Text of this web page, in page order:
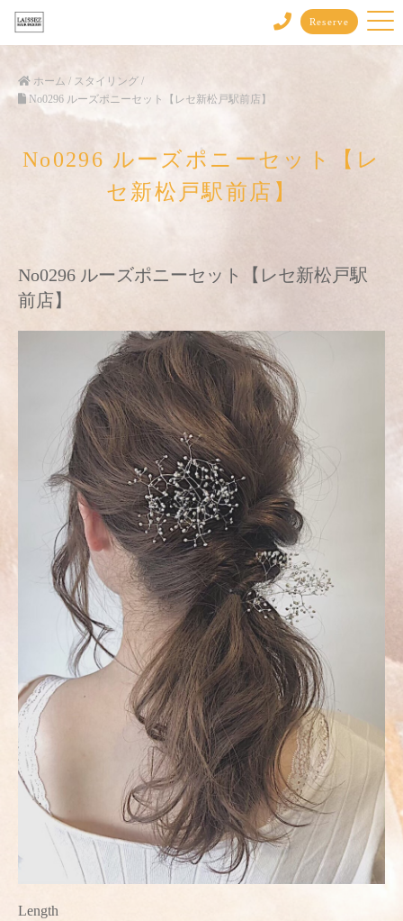
Reserve
ホーム / スタイリング /
No0296 ルーズポニーセット【レセ新松戸駅前店】
No0296 ルーズポニーセット【レ
セ新松戸駅前店】
No0296 ルーズポニーセット【レセ新松戸駅
前店】
Length